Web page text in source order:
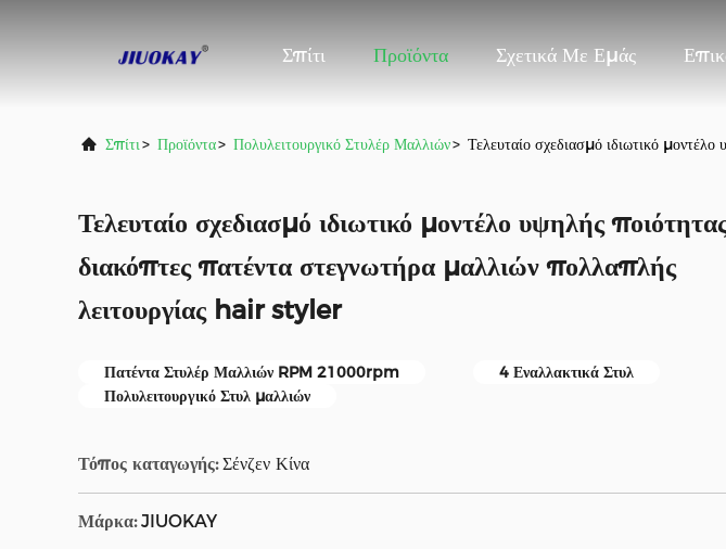
Σπίτι Προϊόντα Σχετικά Με Εμάς
Σπίτι> Προϊόντα> Πολυλειτουργικό Στυλέρ Μαλλιών> Τελευταίο σχεδιασμό ιδιωτικό
Τελευταίο σχεδιασμό ιδιωτικό μοντέλο υψηλής
διακόπτες πατέντα στεγνωτήρα μαλλιών πολλαπλής
λειτουργίας hair styler
Πατέντα Στυλέρ Μαλλιών RPM 21000rpm
4 Εναλλακτικά Στυλ
Πολυλειτουργικό Στυλ μαλλιών
Τόπος καταγωγής: Σένζεν Κίνα
Μάρκα: JIUOKAY